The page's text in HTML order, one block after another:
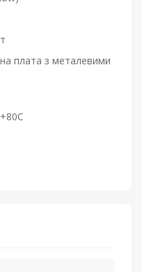
плата з металевими